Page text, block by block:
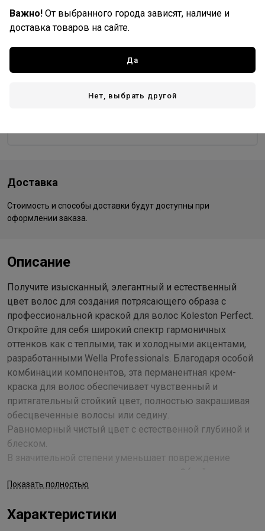
9/97 99/0 99/44
Wella Professionals
Германия - страна бренда
Доставка
Стоимость и способы доставки будут доступны при
оформлении заказа.
Описание
Получите изысканный, элегантный и естественный
цвет волос для создания потрясающего образа с
профессиональной краской для волос Koleston Perfect.
Откройте для себя широкий спектр гармоничных
оттенков как с теплыми, так и холодными акцентами,
разработанными Wella Professionals. Благодаря особой
комбинации компонентов, эта перманентная крем-
краска для волос обеспечивает чувственный и
притягательный стойкий цвет, полностью закрашивая
обесцвеченные волосы или седину.
Равномерный чистый цвет с естественной глубиной и
блеском.
В значительной степени уменьшает повреждение
частицы металлов, что снижает образование
формированием цвета).
Показать полностью
Характеристики
Важно! От выбранного города зависят, наличие и
доставка товаров на сайте.
Да
Нет, выбрать другой